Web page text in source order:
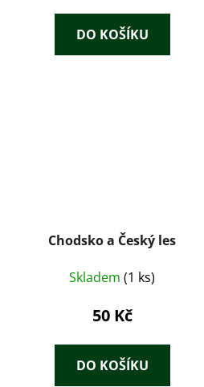
pobřeží Jadranu
DO KOŠÍKU
Chodsko a Český les
Skladem (1 ks)
50 Kč
DO KOŠÍKU